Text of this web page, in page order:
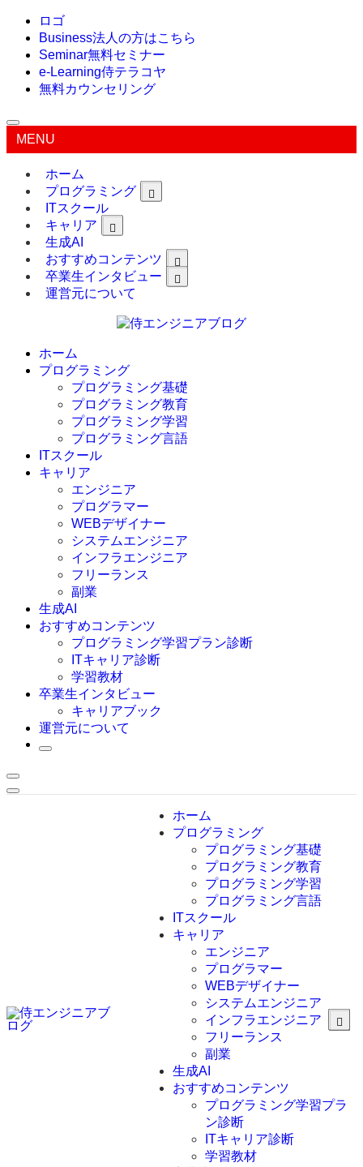
ロゴ
Business法人の方はこちら
Seminar無料セミナー
e-Learning侍テラコヤ
無料カウンセリング
MENU
ホーム
プログラミング
ITスクール
キャリア
生成AI
おすすめコンテンツ
卒業生インタビュー
運営元について
ホーム
プログラミング
プログラミング基礎
プログラミング教育
プログラミング学習
プログラミング言語
C言語
C#
VBA
Go言語
Kotlin
Java
JavaScript
Swift
Ruby
その他言語
ITスクール
キャリア
エンジニア
プログラマー
WEBデザイナー
システムエンジニア
インフラエンジニア
フリーランス
副業
生成AI
おすすめコンテンツ
プログラミング学習プラン診断
ITキャリア診断
学習教材
卒業生インタビュー
キャリアブック
運営元について
ホーム
プログラミング
プログラミング基礎
プログラミング教育
プログラミング学習
プログラミング言語
C言語
C#
VBA
Go言語
Kotlin
Java
JavaScript
Swift
Ruby
ITスクール
キャリア
エンジニア
プログラマー
WEBデザイナー
システムエンジニア
インフラエンジニア
フリーランス
副業
生成AI
おすすめコンテンツ
プログラミング学習プラ
ン診断
ITキャリア診断
学習教材